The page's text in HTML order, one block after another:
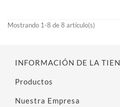
Mostrando 1-8 de 8 artículo(s)
INFORMACIÓN DE LA
Productos
Nuestra Empresa